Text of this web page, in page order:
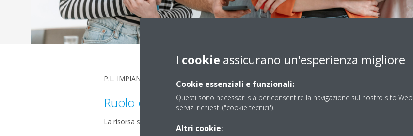
P.L. IMPIANTI TECNOLOGICI è alla ricerca di un idraulico installatore
Ruolo e responsabilità
La risorsa si occuperà di installazione caldaie, climatizzatori e pompe di calore
I cookie assicurano un'esperienza migliore
Cookie essenziali e funzionali:
Questi sono necessari sia per consentire la navigazione sul nostro sito
servizi richiesti ("cookie tecnici").
Altri cookie: